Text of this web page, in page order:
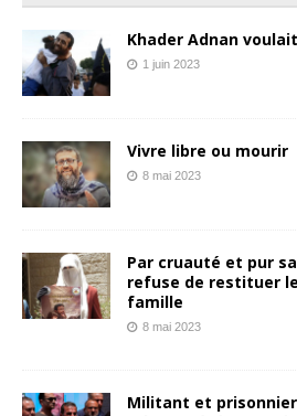
Khader Adnan
1 juin 2023
Vivre libre ou mourir
8 mai 2023
Par cruauté et pur
refuse de restituer
famille
8 mai 2023
Militant et